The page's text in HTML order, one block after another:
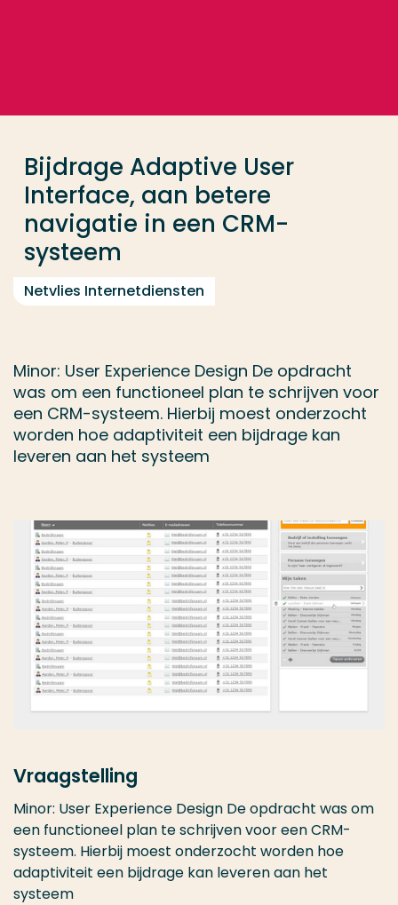
Bijdrage Adaptive User
Interface, aan betere
navigatie in een CRM-
systeem
Netvlies Internetdiensten
Minor: User Experience Design De opdracht
was om een functioneel plan te schrijven voor
een CRM-systeem. Hierbij moest onderzocht
worden hoe adaptiviteit een bijdrage kan
leveren aan het systeem
Vraagstelling
Minor: User Experience Design De opdracht was om
een functioneel plan te schrijven voor een CRM-
systeem. Hierbij moest onderzocht worden hoe
adaptiviteit een bijdrage kan leveren aan het
systeem
Opleiding
Contact